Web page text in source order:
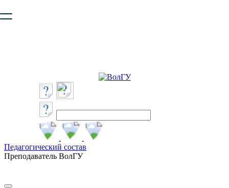
безопасную работу с сайтом. Пожалуйста
Педагогический состав
Преподаватель ВолГУ